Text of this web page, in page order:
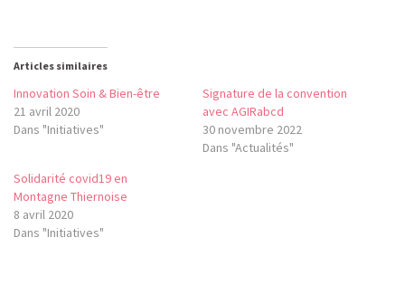
Articles similaires
Innovation Soin & Bien-être
21 avril 2020
Dans "Initiatives"
Signature de la convention
avec AGIRabcd
30 novembre 2022
Dans "Actualités"
Solidarité covid19 en
Montagne Thiernoise
8 avril 2020
Dans "Initiatives"